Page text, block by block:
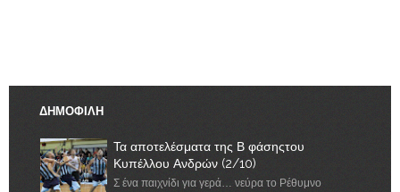
ΔΗΜΟΦΙΛΗ
Τα αποτελέσματα της Β φάσηςτου
Κυπέλλου Ανδρών (2/10)
Σ ένα παιχνίδι για γερά… νεύρα το Ρέθυμνο